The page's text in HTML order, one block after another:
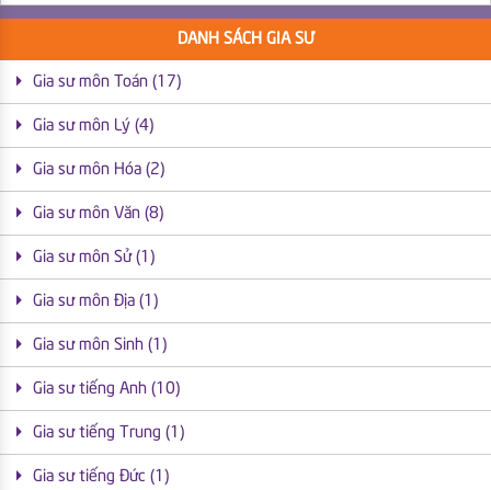
DANH SÁCH GIA SƯ
Gia sư môn Toán (17)
Gia sư môn Lý (4)
Gia sư môn Hóa (2)
Gia sư môn Văn (8)
Gia sư môn Sử (1)
Gia sư môn Địa (1)
Gia sư môn Sinh (1)
Gia sư tiếng Anh (10)
Gia sư tiếng Trung (1)
Gia sư tiếng Đức (1)